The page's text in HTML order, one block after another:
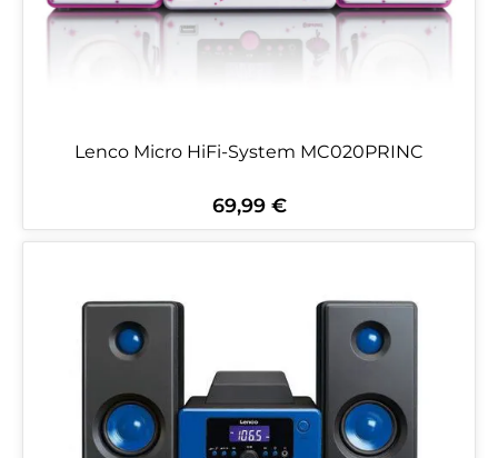
Lenco Micro HiFi-System MC020PRINC
Regulärer Preis:
69,99 €